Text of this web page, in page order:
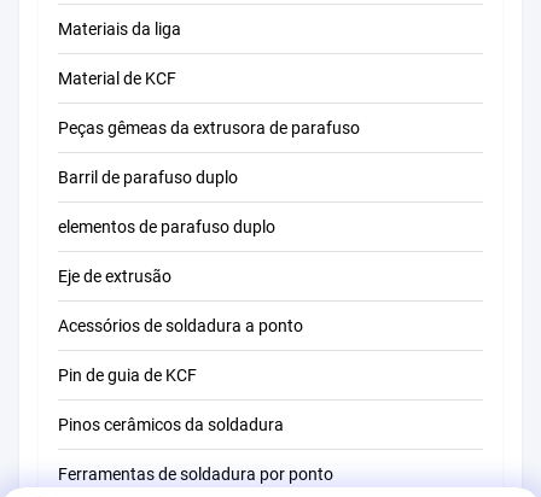
Materiais da liga
Material de KCF
Peças gêmeas da extrusora de parafuso
Barril de parafuso duplo
elementos de parafuso duplo
Eje de extrusão
Acessórios de soldadura a ponto
Pin de guia de KCF
Pinos cerâmicos da soldadura
Ferramentas de soldadura por ponto